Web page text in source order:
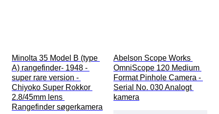
Minolta 35 Model B (type
A) rangefinder- 1948 -
super rare version -
Chiyoko Super Rokkor
2.8/45mm lens
Rangefinder søgerkamera
Abelson Scope Works
OmniScope 120 Medium
Format Pinhole Camera -
Serial No. 030 Analogt
kamera